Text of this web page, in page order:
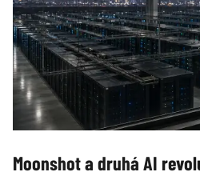
Moonshot a druhá AI